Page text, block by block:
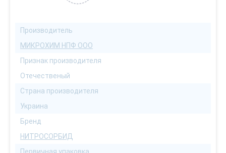
Производитель
МИКРОХИМ НПФ ООО
Признак производителя
Отечественый
Страна производителя
Украина
Бренд
НИТРОСОРБИД